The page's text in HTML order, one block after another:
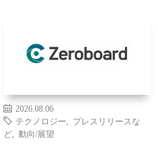
2026.08.06
テクノロジー
プレスリリースな
ど
動向/展望